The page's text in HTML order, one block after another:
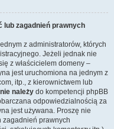
lub zagadnień prawnych
z administratorów, których
Jeżeli jednak nie
z właścicielem domeny –
jest uruchomiona na jednym z
itp., z kierownictwem lub
nie należy do kompetencji phpBB
odpowiedzialnością za
jest używana. Proszę nie
zagadnień prawnych